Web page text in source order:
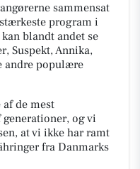
sammensat
program i
blandt andet se
Suspekt, Annika,
andre populære
de mest
og vi
at vi ikke har ramt
fra Danmarks